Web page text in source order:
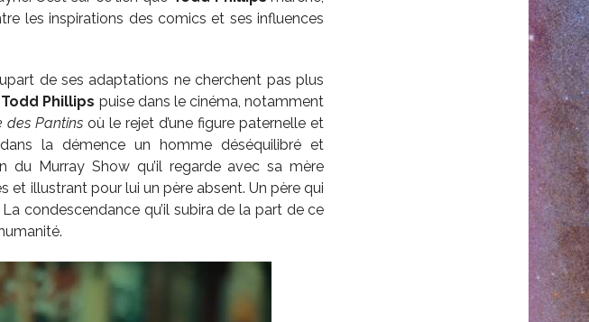
les inspirations des comics et ses influences
de ses adaptations ne cherchent pas plus
Todd Phillips puise dans le cinéma, notamment
des Pantins où le rejet d’une figure paternelle et
la démence un homme déséquilibré et
du Murray Show qu’il regarde avec sa mère
et illustrant pour lui un père absent. Un père qui
condescendance qu’il subira de la part de ce